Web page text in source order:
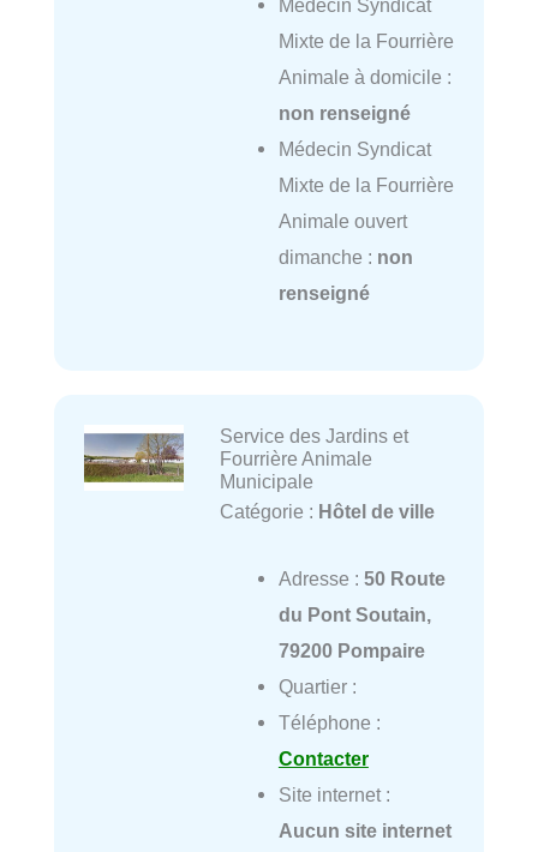
Médecin Syndicat
Mixte de la Fourrière
Animale à domicile :
non renseigné
Médecin Syndicat
Mixte de la Fourrière
Animale ouvert
dimanche : non
renseigné
Service des Jardins et
Fourrière Animale
Municipale
Catégorie : Hôtel de ville
Adresse : 50 Route
du Pont Soutain,
79200 Pompaire
Quartier :
Téléphone :
Contacter
Site internet :
Aucun site internet